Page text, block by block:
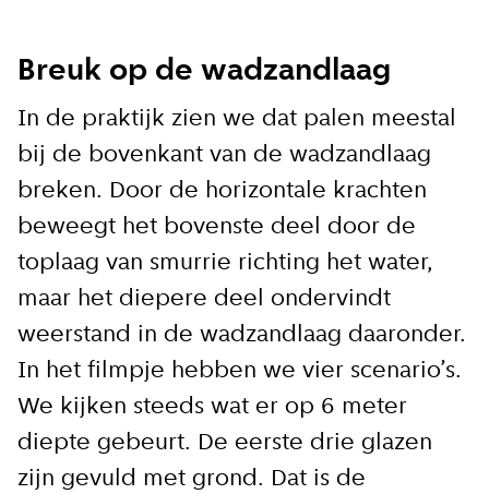
Breuk op de wadzandlaag
In de praktijk zien we dat palen meestal
bij de bovenkant van de wadzandlaag
breken. Door de horizontale krachten
beweegt het bovenste deel door de
toplaag van smurrie richting het water,
maar het diepere deel ondervindt
weerstand in de wadzandlaag daaronder.
In het filmpje hebben we vier scenario’s.
We kijken steeds wat er op 6 meter
diepte gebeurt. De eerste drie glazen
zijn gevuld met grond. Dat is de